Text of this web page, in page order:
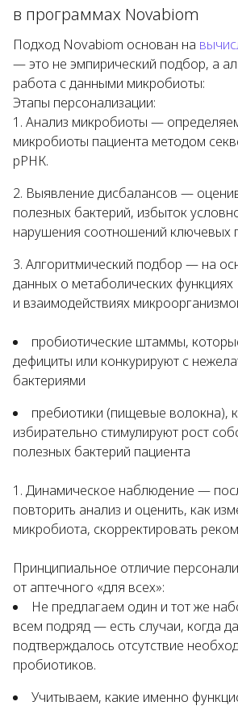
в программах Novabiom
Подход Novabiom основан на
— это не эмпирический подбор, а
работа с данными микробиоты:
Этапы персонализации:
Анализ микробиоты —
микробиоты пациента методом
рРНК.
Выявление дисбалансов —
полезных бактерий, избыток
нарушения соотношений ключевых
Алгоритмический подбор — на
данных о метаболических функциях
и взаимодействиях
пробиотические штаммы,
дефициты или конкурируют с
бактериями
пребиотики (пищевые волокна),
избирательно стимулируют рост
полезных бактерий пациента
Динамическое наблюдение —
повторить анализ и оценить, как
микробиота, скорректировать
Принципиальное отличие
от аптечного «для всех»:
Не предлагаем один и тот же
всем подряд — есть случаи, когда
подтверждалось отсутствие
пробиотиков.
Учитываем, какие именно